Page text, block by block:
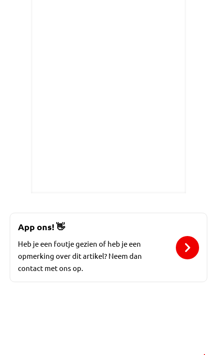
App ons!👋
Heb je een foutje gezien of heb je een
opmerking over dit artikel? Neem dan
contact met ons op.